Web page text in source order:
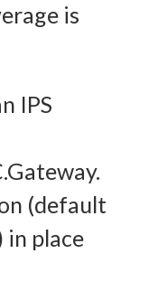
is
IPS
(default
in place